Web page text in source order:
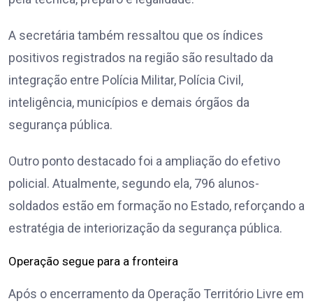
A secretária também ressaltou que os índices
positivos registrados na região são resultado da
integração entre Polícia Militar, Polícia Civil,
inteligência, municípios e demais órgãos da
segurança pública.
Outro ponto destacado foi a ampliação do efetivo
policial. Atualmente, segundo ela, 796 alunos-
soldados estão em formação no Estado, reforçando a
estratégia de interiorização da segurança pública.
Operação segue para a fronteira
Após o encerramento da Operação Território Livre em